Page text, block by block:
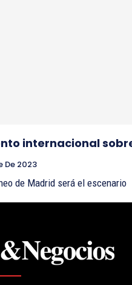
internacional
De 2023
de Madrid será el